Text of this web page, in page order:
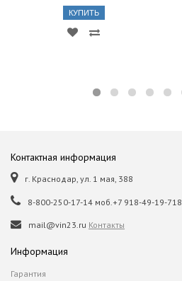
КУПИТЬ
Контактная информация
г. Краснодар, ул. 1 мая, 388
8-800-250-17-14 моб.+7 918-49-19-718
mail@vin23.ru Контакты
Информация
Гарантия